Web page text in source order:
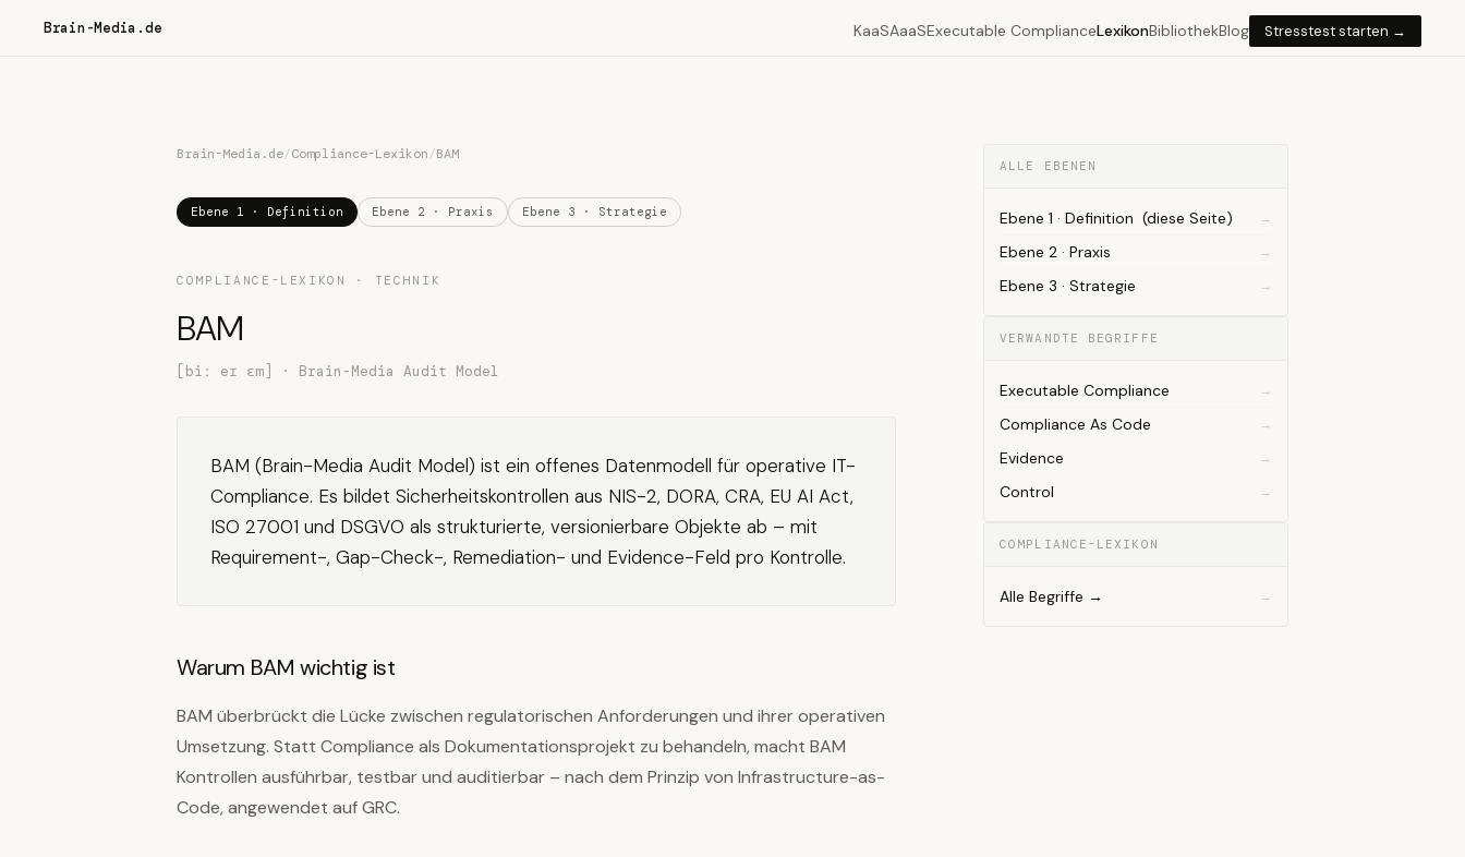
Brain-Media.de KaaSAaaSExecutable ComplianceLexikonBibliothekBlog Stresstest starten →
Brain-Media.de/Compliance-Lexikon/BAM
Ebene 1 · Definition Ebene 2 · Praxis Ebene 3 · Strategie
COMPLIANCE-LEXIKON · TECHNIK
BAM
[biː eɪ ɛm] · Brain-Media Audit Model
BAM (Brain-Media Audit Model) ist ein offenes Datenmodell für operative IT-
Compliance. Es bildet Sicherheitskontrollen aus NIS-2, DORA, CRA, EU AI Act,
ISO 27001 und DSGVO als strukturierte, versionierbare Objekte ab – mit
Requirement-, Gap-Check-, Remediation- und Evidence-Feld pro Kontrolle.
Warum BAM wichtig ist
BAM überbrückt die Lücke zwischen regulatorischen Anforderungen und ihrer operativen
Umsetzung. Statt Compliance als Dokumentationsprojekt zu behandeln, macht BAM
Kontrollen ausführbar, testbar und auditierbar – nach dem Prinzip von Infrastructure-as-
Code, angewendet auf GRC.
ALLE EBENEN
Ebene 1 · Definition (diese Seite)
Ebene 2 · Praxis
Ebene 3 · Strategie
VERWANDTE BEGRIFFE
Executable Compliance
Compliance As Code
Evidence
Control
COMPLIANCE-LEXIKON
Alle Begriffe →